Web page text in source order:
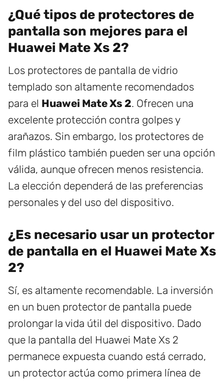
¿Qué tipos de protectores de
pantalla son mejores para el
Huawei Mate Xs 2?
Los protectores de pantalla de vidrio
templado son altamente recomendados
para el Huawei Mate Xs 2. Ofrecen una
excelente protección contra golpes y
arañazos. Sin embargo, los protectores de
film plástico también pueden ser una opción
válida, aunque ofrecen menos resistencia.
La elección dependerá de las preferencias
personales y del uso del dispositivo.
¿Es necesario usar un protector
de pantalla en el Huawei Mate Xs
2?
Sí, es altamente recomendable. La inversión
en un buen protector de pantalla puede
prolongar la vida útil del dispositivo. Dado
que la pantalla del Huawei Mate Xs 2
permanece expuesta cuando está cerrado,
un protector actúa como primera línea de